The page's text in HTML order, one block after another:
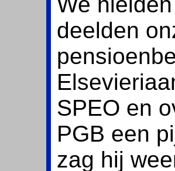
deelden
SPEO en
PGB een
zag hij